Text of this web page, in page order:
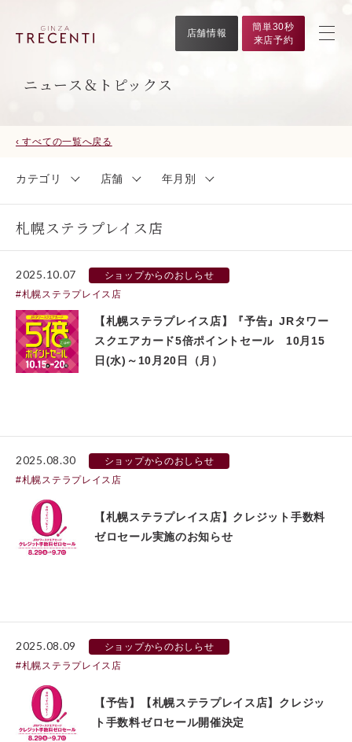
店舗情報
簡単30秒
来店予約
ニュース＆トピックス
‹ すべての一覧へ戻る
カテゴリ 店舗 年月別
札幌ステラプレイス店
2025.10.07
ショップからのおしらせ
札幌ステラプレイス店
【札幌ステラプレイス店】『予告』JRタワー
スクエアカード5倍ポイントセール 10月15
日(水)～10月20日（月）
2025.08.30
ショップからのおしらせ
札幌ステラプレイス店
【札幌ステラプレイス店】クレジット手数料
ゼロセール実施のお知らせ
2025.08.09
ショップからのおしらせ
札幌ステラプレイス店
【予告】【札幌ステラプレイス店】クレジッ
ト手数料ゼロセール開催決定